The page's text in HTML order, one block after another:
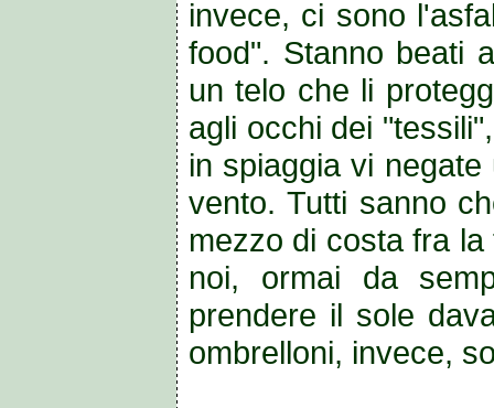
invece, ci sono
food". Stanno beati
un telo che li
agli occhi dei
in spiaggia vi
vento. Tutti sanno
mezzo di costa fra
noi, ormai da
prendere il sole
ombrelloni, invece,